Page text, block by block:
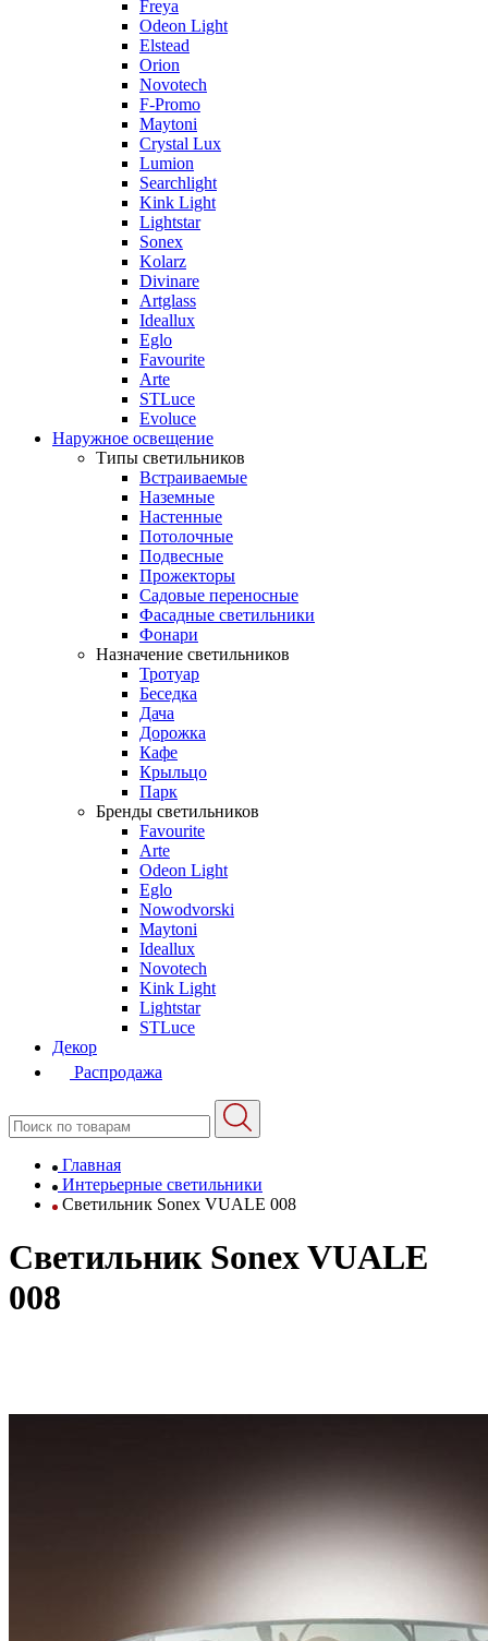
Freya
Odeon Light
Elstead
Orion
Novotech
F-Promo
Maytoni
Crystal Lux
Lumion
Searchlight
Kink Light
Lightstar
Sonex
Kolarz
Divinare
Artglass
Ideallux
Eglo
Favourite
Arte
STLuce
Evoluce
Наружное освещение
Типы светильников
Встраиваемые
Наземные
Настенные
Потолочные
Подвесные
Прожекторы
Садовые переносные
Фасадные светильники
Фонари
Назначение светильников
Тротуар
Беседка
Дача
Дорожка
Кафе
Крыльцо
Парк
Бренды светильников
Favourite
Arte
Odeon Light
Eglo
Nowodvorski
Maytoni
Ideallux
Novotech
Kink Light
Lightstar
STLuce
Декор
Распродажа
Главная
Интерьерные светильники
Светильник Sonex VUALE 008
Светильник Sonex VUALE
008